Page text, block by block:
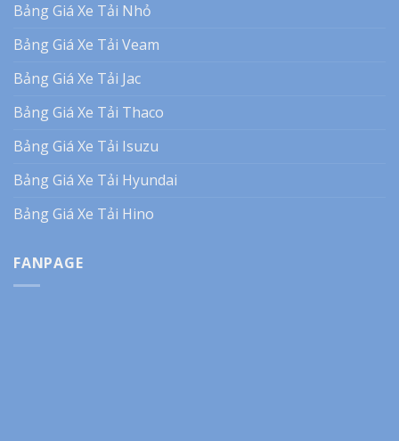
Bảng Giá Xe Tải Nhỏ
Bảng Giá Xe Tải Veam
Bảng Giá Xe Tải Jac
Bảng Giá Xe Tải Thaco
Bảng Giá Xe Tải Isuzu
Bảng Giá Xe Tải Hyundai
Bảng Giá Xe Tải Hino
FANPAGE